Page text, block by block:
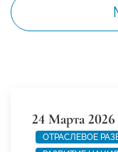
24 Марта 2026
ОТРАСЛЕВОЕ